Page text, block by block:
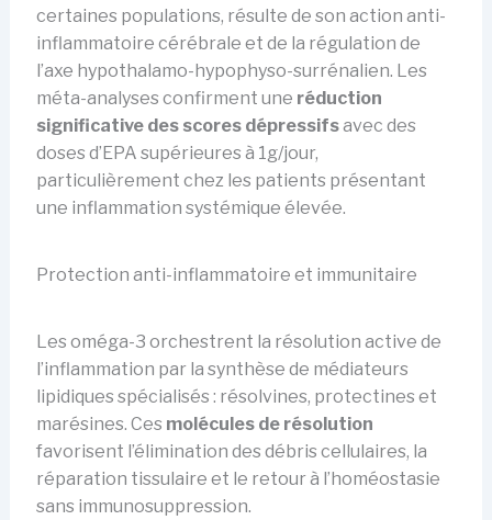
certaines populations, résulte de son action anti-
inflammatoire cérébrale et de la régulation de
l’axe hypothalamo-hypophyso-surrénalien. Les
méta-analyses confirment une réduction
significative des scores dépressifsavec des
doses d’EPA supérieures à 1g/jour,
particulièrement chez les patients présentant
une inflammation systémique élevée.
Protection anti-inflammatoire et immunitaire
Les oméga-3 orchestrent la résolution active de
l’inflammation par la synthèse de médiateurs
lipidiques spécialisés : résolvines, protectines et
marésines. Ces molécules de résolution
favorisent l’élimination des débris cellulaires, la
réparation tissulaire et le retour à l’homéostasie
sans immunosuppression.